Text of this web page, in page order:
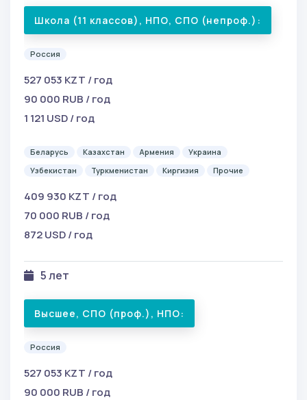
Школа (11 классов), НПО, СПО (непроф.):
Россия
527 053 KZT / год
90 000 RUB / год
1 121 USD / год
Беларусь Казахстан Армения
Украина
Узбекистан
Туркменистан Киргизия Прочие
409 930 KZT / год
70 000 RUB / год
872 USD / год
5 лет
Высшее, СПО (проф.), НПО:
Россия
527 053 KZT / год
90 000 RUB / год